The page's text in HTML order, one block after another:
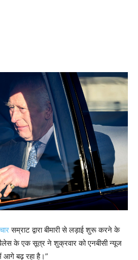
सम्राट द्वारा बीमारी से लड़ाई शुरू करने के
के एक सूत्र ने शुक्रवार को एनबीसी न्यूज
आगे बढ़ रहा है।”